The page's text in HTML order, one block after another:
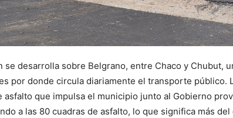
se desarrolla sobre Belgrano, entre Chaco y Chubut,
por donde circula diariamente el transporte público.
asfalto que impulsa el municipio junto al Gobierno
a las 80 cuadras de asfalto, lo que significa más